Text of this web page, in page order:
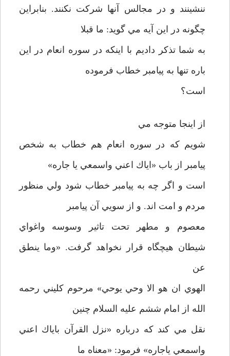
ننشينند و در مجالس آنها شركت نكنند. بنابراين
چگونه در اين آيه مي گويد: ما قبلا
به شما تذكر داديم با اينكه در سوره انعام در اين
باره تنها به پيامبر خطاب فرموده
است؟
از اينجا متوجه مي
شويم كه در سوره انعام هم خطاب به شخص
پيامبر از باب «اياك اعني واسمعي يا جاره»
است و اگر چه به پيامبر خطاب شود ولي منظور
مردم و امت اند. و از سويي آن پيامبر
معصوم و مطهر تحت تاثير وسوسه واغواي
شيطان هيچگاه قرار نخواهد گرفت. «وما ينطق
عن
الهوي ان هو الا وحي يوحي» مرحوم كليني رحمه
الله از امام ششم عليه السلام چنين
نقل مي كند كه درباره «نزل القرآن باياك اعني
واسمعي ياجاره» فرمود: «معناه ما